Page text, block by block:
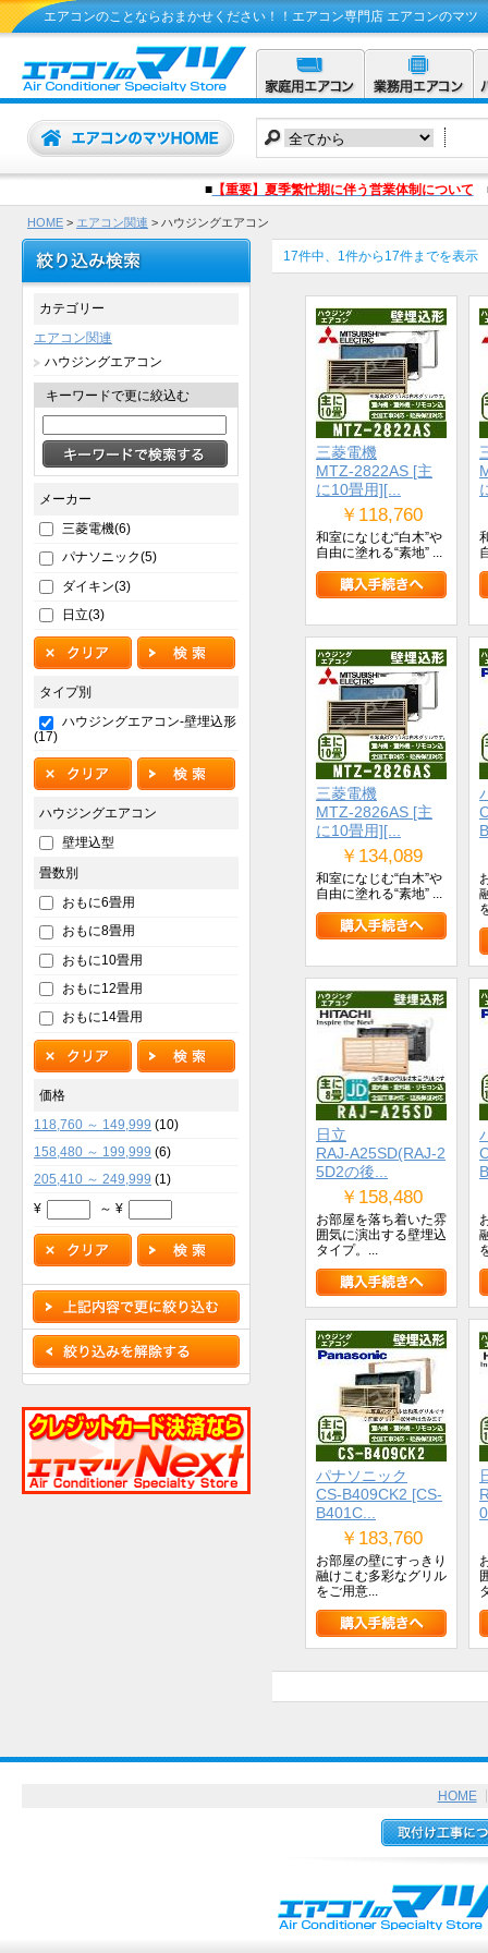
エアコンのことならおまかせください！！エアコン専門店 エアコンのマツ
■【重要】夏季繁忙期に伴う営業体制について
HOME > エアコン関連 > ハウジングエアコン
17件中、1件から17件までを表示
三菱電機
MTZ-2822AS [主
に10畳用][...
￥118,760
和室になじむ“白木”や
自由に塗れる“素地” ...
三菱電機
MTZ-2826AS [主
に10畳用][...
￥134,089
和室になじむ“白木”や
自由に塗れる“素地” ...
日立
RAJ-A25SD(RAJ-2
5D2の後...
￥158,480
お部屋を落ち着いた雰
囲気に演出する壁埋込
タイプ。...
パナソニック
CS-B409CK2 [CS-
B401C...
￥183,760
お部屋の壁にすっきり
融けこむ多彩なグリル
をご用意...
カテゴリー
エアコン関連
ハウジングエアコン
キーワードで更に絞込む
メーカー
三菱電機(6)
パナソニック(5)
ダイキン(3)
日立(3)
タイプ別
ハウジングエアコン-壁埋込形
(17)
ハウジングエアコン
壁埋込型
畳数別
おもに6畳用
おもに8畳用
おもに10畳用
おもに12畳用
おもに14畳用
価格
118,760 ～ 149,999 (10)
158,480 ～ 199,999 (6)
205,410 ～ 249,999 (1)
¥
～ ¥
HOME